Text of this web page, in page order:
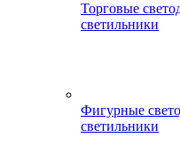
Торговые
светильники
Фигурные
светильники